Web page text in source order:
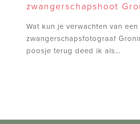
lifestyle
zwangerschapshoot
zwangerschapshoot
Wat kun je verwachten van
zwangerschapsfotograaf
poosje terug deed ik als…